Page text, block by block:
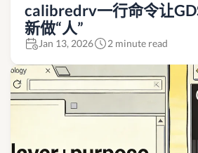
calibredrv一行命令让
新做“人”
Jan 13, 2026 2 minute read